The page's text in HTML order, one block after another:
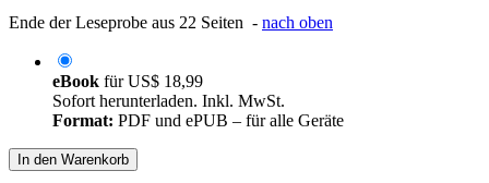
Ende der Leseprobe aus 22 Seiten - nach oben
eBook fürUS$ 18,99
Sofort herunterladen. Inkl. MwSt.
Format: PDF und ePUB – für alle Geräte
In den Warenkorb